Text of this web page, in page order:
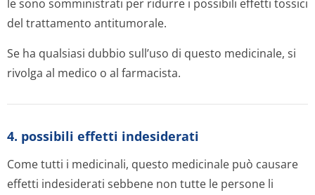
le sono somministrati per ridurre i possibili effetti tossici
del trattamento antitumorale.
Se ha qualsiasi dubbio sull’uso di questo medicinale, si
rivolga al medico o al farmacista.
4. possibili effetti indesiderati
Come tutti i medicinali, questo medicinale può causare
effetti indesiderati sebbene non tutte le persone li